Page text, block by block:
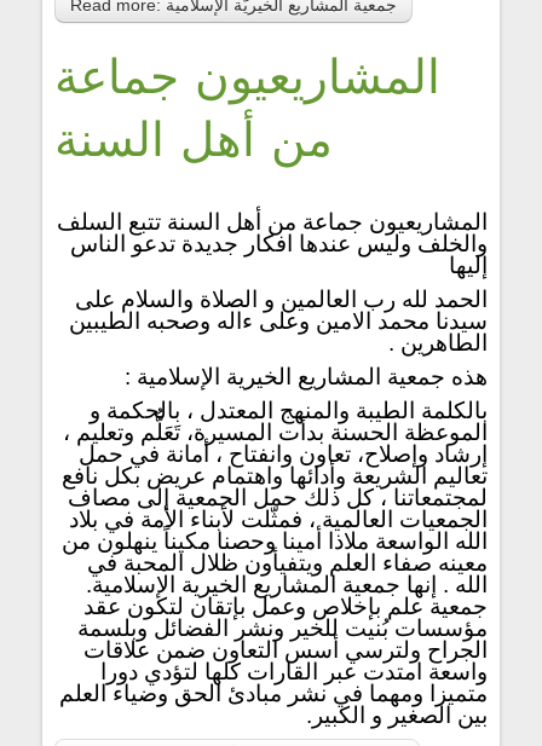
Read more: جمعية المشاريع الخيريّة الإسلامية
المشاريعيون جماعة
من أهل السنة
المشاريعيون جماعة من أهل السنة تتبع السلف
والخلف وليس عندها افكار جديدة تدعو الناس
إليها
الحمد لله رب العالمين و الصلاة والسلام على
سيدنا محمد الامين وعلى ءاله وصحبه الطيبين
الطاهرين .
هذه جمعية المشاريع الخيرية الإسلامية :
بالكلمة الطيبة والمنهج المعتدل ، بالحكمة و
الموعظة الحسنة بدأت المسيرة، تَعَلُّم وتعليم ،
إرشاد وإصلاح، تعاون وانفتاح ، أمانة في حمل
تعاليم الشريعة وأدائها واهتمام عريض بكل نافع
لمجتمعاتنا ، كل ذلك حمل الجمعية إلى مصاف
الجمعيات العالمية ، فمثّلت لأبناء الأمة في بلاد
الله الواسعة ملاذا أمينا وحصنا مكيناً ينهلون من
معينه صفاء العلم ويتفيأون ظلال المحبة في
الله . إنها جمعية المشاريع الخيرية الإسلامية.
جمعية علم بإخلاص وعمل بإتقان لتكون عقد
مؤسسات بُنيت للخير ونشر الفضائل وبلسمة
الجراح ولترسي أسس التعاون ضمن علاقات
واسعة امتدت عبر القارات كلها لتؤدي دورا
متميزا ومهما في نشر مبادئ الحق وضياء العلم
بين الصغير و الكبير.